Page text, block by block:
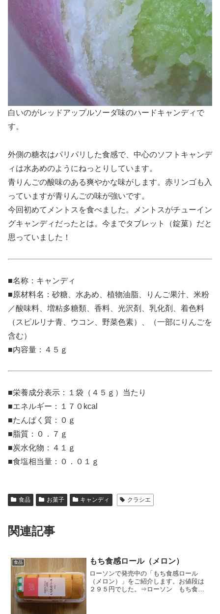
白いのがレッドアップルソーダ味のハードキャンディで
す。
外側の糖衣はパリパリした食感で、中心のソフトキャンデ
ィは水あめのようにねっとりしています。
青りんごの酸味のある爽やかな味がします。赤リンゴも入
っていますが青りんごの味が強いです。
今回初めてメントスを食べました。メントスがチューイン
グキャンディだったとは。今までタブレット（錠菓）だと
思っていました！
■名称：キャンディ
■原材料名：砂糖、水あめ、植物油脂、りんご果汁、米粉
／酸味料、増粘多糖類、香料、光沢剤、乳化剤、着色料
（スピルリナ青、ウコン、野菜色素）、（一部にりんごを
含む）
■内容量：４５ｇ
■栄養成分表示：１袋（４５ｇ）当たり
■エネルギー：１７０kcal
■たんぱく質：０ｇ
■脂質：０．７ｇ
■炭水化物：４１ｇ
■食塩相当量：０．０１ｇ
食品 お菓子 キャンディ クラシエ
関連記事
食品 もち食感ロール（メロン）
ローソンで発売中の「もち食感ロール
（メロン）」をご紹介します。お値段は
２９５円でした。⇒ローソン もち食感